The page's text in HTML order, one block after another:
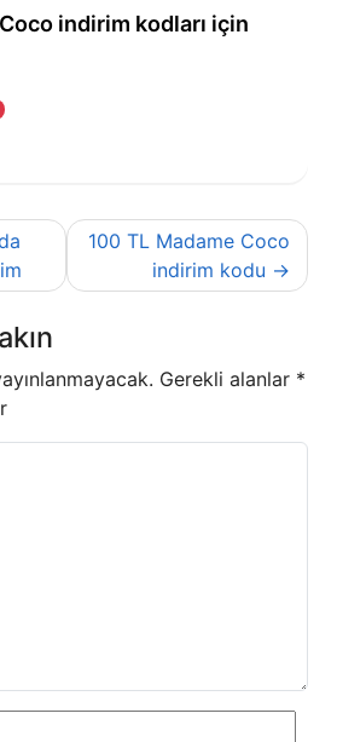
indirim kodları için
100 TL Madame Coco
indirim kodu
Gerekli alanlar *